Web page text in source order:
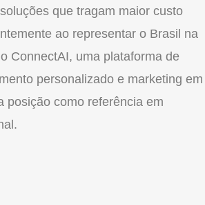
que tragam maior custo
ao representar o Brasil na
ConnectAI, uma plataforma de
personalizado e marketing em
posição como referência em